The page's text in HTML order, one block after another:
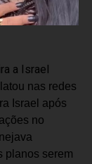
a Israel
nas redes
Israel após
no
planos serem